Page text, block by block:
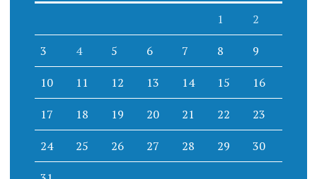
1 2
3 4 5 6 7 8 9
10 11 12 13 14 15 16
17 18 19 20 21 22 23
24 25 26 27 28 29 30